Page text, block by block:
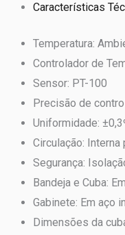
Características
Temperatura:
Controlador de
Sensor: PT-100
Precisão de
Uniformidade:
Circulação:
Segurança:
Bandeja e Cuba:
Gabinete: Em aço
Dimensões da